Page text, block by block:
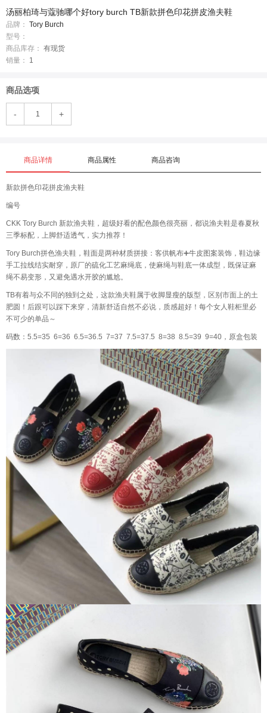
汤丽柏琦与蔻驰哪个好tory burch TB新款拼色印花拼皮渔夫鞋
品牌： Tory Burch
型号：
商品库存： 有现货
销量：
1
商品选项
- +
商品详情 商品属性 商品咨询
新款拼色印花拼皮渔夫鞋
编号
CKK Tory Burch 新款渔夫鞋，超级好看的配色️颜色很亮丽，都说渔夫鞋是春夏秋
三季标配，上脚舒适透气，实力推荐！
Tory Burch拼色渔夫鞋，鞋面是两种材质拼接：客供帆布➕牛皮图案装饰，鞋边缘
手工拉线结实耐穿，原厂的硫化工艺麻绳底，使麻绳与鞋底一体成型，既保证麻
绳不易变形，又避免遇水开胶的尴尬。
TB有着与众不同的独到之处，这款渔夫鞋属于收脚显瘦的版型，区别市面上的土
肥圆！后跟可以踩下来穿，清新舒适自然不必说，质感超好！每个女人鞋柜里必
不可少的单品～
码数：5.5=35 6=36 6.5=36.5 7=37 7.5=37.5 8=38 8.5=39 9=40，原盒包装